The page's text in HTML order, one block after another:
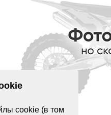
cookie (в том